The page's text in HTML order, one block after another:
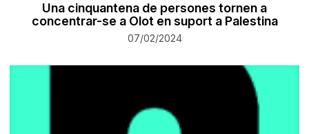
​Una cinquantena de persones tornen a
concentrar-se a Olot en suport a Palestina
07/02/2024